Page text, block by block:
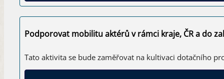
Podporovat mobilitu aktérů v rámci kraje, ČR a do
Tato aktivita se bude zaměřovat na kultivaci dotačního